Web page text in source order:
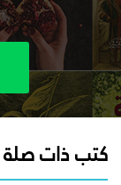
كتب ذات صلة